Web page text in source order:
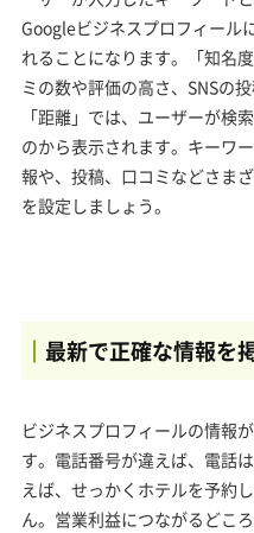
Googleビジネスプロフィール
れることになります。「知名
ミの数や評価の高さ、SNSの
「距離」では、ユーザーが検
のから表示されます。キーワ
報や、投稿、口コミなどさま
を設定しましょう。
最新で正確な情報を
ビジネスプロフィールの情報
す。電話番号が違えば、電話
えば、せっかくホテルを予約
ん。営業利益につながるどこ